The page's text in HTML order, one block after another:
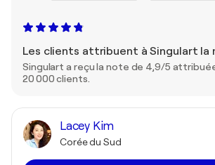
Les clients attribuent à Singulart la
Singulart a reçu la note de 4,9/5
20 000 clients.
Lacey Kim
Corée du Sud